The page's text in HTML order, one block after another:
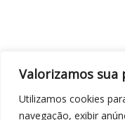
Valorizamos sua
Utilizamos cookies
navegação, exibir